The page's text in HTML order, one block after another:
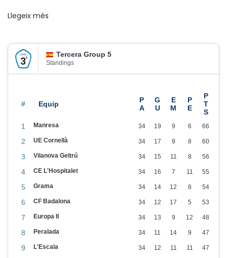
×
e
e
Llegeix més
Tercera Group 5
Standings
#
1 Manresa 34 19 9 6 66
2 UE Cornellà 34 17 9 8 60
3 Vilanova Geltrú 34 15 11 8 56
4 CE L'Hospitalet 34 16 7 11 55
5 Grama 34 14 12 8 54
6 CF Badalona 34 12 17 5 53
7 Europa II 34 13 9 12 48
8 Peralada 34 11 14 9 47
9 L'Escala 34 12 11 11 47